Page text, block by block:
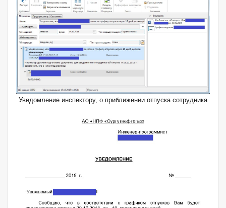
Уведомление инспектору, о приближении отпуска сотрудника